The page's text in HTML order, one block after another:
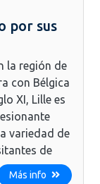
por sus
la región de
con Bélgica
XI, Lille es
variedad de
de
Más info